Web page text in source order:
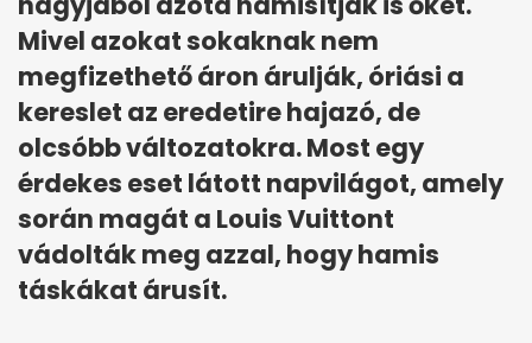
Mivel azokat sokaknak nem
megfizethető áron árulják, óriási a
kereslet az eredetire hajazó, de
olcsóbb változatokra. Most egy
érdekes eset látott napvilágot, amely
során magát a Louis Vuittont
vádolták meg azzal, hogy hamis
táskákat árusít.